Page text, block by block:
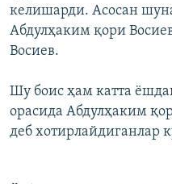
келишарди. Асосан
Абдулҳаким қори
Восиев.
Шу боис ҳам катта
орасида Абдулҳаким
деб хотирлайдиганлар